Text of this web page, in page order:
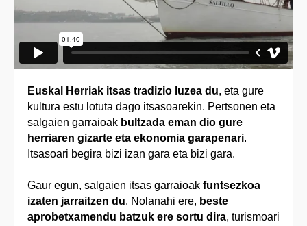
Euskal Herriak itsas tradizio luzea du, eta gure
kultura estu lotuta dago itsasoarekin. Pertsonen eta
salgaien garraioak bultzada eman dio gure
herriaren gizarte eta ekonomia garapenari.
Itsasoari begira bizi izan gara eta bizi gara.
Gaur egun, salgaien itsas garraioak funtsezkoa
izaten jarraitzen du. Nolanahi ere, beste
aprobetxamendu batzuk ere sortu dira, turismoari